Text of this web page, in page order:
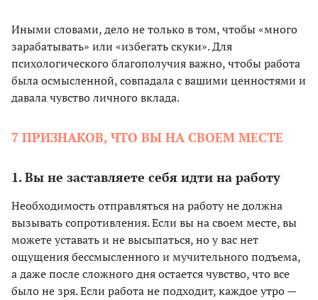
Иными словами, дело не только в том, чтобы «много
зарабатывать» или «избегать скуки». Для
психологического благополучия важно, чтобы работа
была осмысленной, совпадала с вашими ценностями и
давала чувство личного вклада.
7 ПРИЗНАКОВ, ЧТО ВЫ НА СВОЕМ МЕСТЕ
1. Вы не заставляете себя идти на работу
Необходимость отправляться на работу не должна
вызывать сопротивления. Если вы на своем месте, вы
можете уставать и не высыпаться, но у вас нет
ощущения бессмысленного и мучительного подъема,
а даже после сложного дня остается чувство, что все
было не зря. Если работа не подходит, каждое утро —